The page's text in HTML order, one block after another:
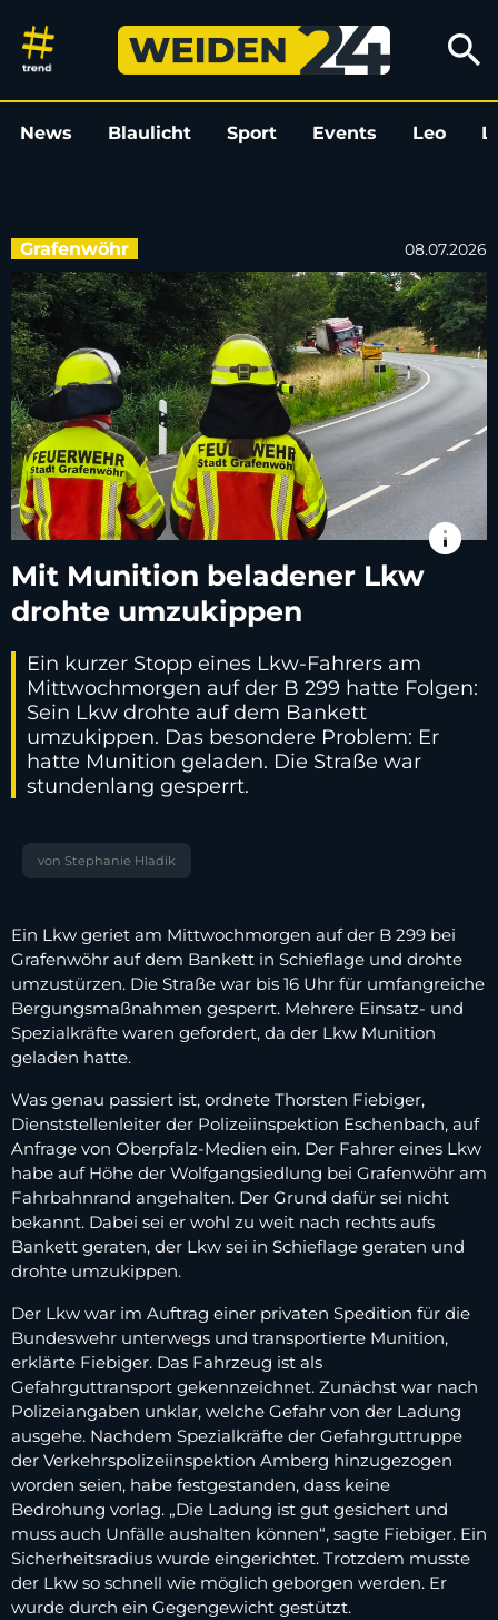
Mit Munition beladener Lkw
search
News Blaulicht Sport Events Leo
Grafenwöhr 08.07.2026
info
Mit Munition beladener Lkw
drohte umzukippen
Ein kurzer Stopp eines Lkw-Fahrers am
Mittwochmorgen auf der B 299 hatte Folgen:
Sein Lkw drohte auf dem Bankett
umzukippen. Das besondere Problem: Er
hatte Munition geladen. Die Straße war
stundenlang gesperrt.
von Stephanie Hladik
Ein Lkw geriet am Mittwochmorgen auf der B 299 bei
Grafenwöhr auf dem Bankett in Schieflage und drohte
umzustürzen. Die Straße war bis 16 Uhr für umfangreiche
Bergungsmaßnahmen gesperrt. Mehrere Einsatz- und
Spezialkräfte waren gefordert, da der Lkw Munition
geladen hatte.
Was genau passiert ist, ordnete Thorsten Fiebiger,
Dienststellenleiter der Polizeiinspektion Eschenbach, auf
Anfrage von Oberpfalz-Medien ein. Der Fahrer eines Lkw
habe auf Höhe der Wolfgangsiedlung bei Grafenwöhr am
Fahrbahnrand angehalten. Der Grund dafür sei nicht
bekannt. Dabei sei er wohl zu weit nach rechts aufs
Bankett geraten, der Lkw sei in Schieflage geraten und
drohte umzukippen.
Der Lkw war im Auftrag einer privaten Spedition für die
Bundeswehr unterwegs und transportierte Munition,
erklärte Fiebiger. Das Fahrzeug ist als
Gefahrguttransport gekennzeichnet. Zunächst war nach
Polizeiangaben unklar, welche Gefahr von der Ladung
ausgehe. Nachdem Spezialkräfte der Gefahrguttruppe
der Verkehrspolizeiinspektion Amberg hinzugezogen
worden seien, habe festgestanden, dass keine
Bedrohung vorlag. „Die Ladung ist gut gesichert und
muss auch Unfälle aushalten können“, sagte Fiebiger. Ein
Sicherheitsradius wurde eingerichtet. Trotzdem musste
der Lkw so schnell wie möglich geborgen werden. Er
wurde durch ein Gegengewicht gestützt.